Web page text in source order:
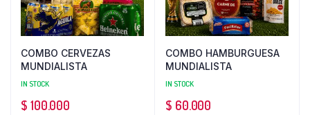
COMBO CERVEZAS
MUNDIALISTA
IN STOCK
$ 100.000
COMBO HAMBURGUESA
MUNDIALISTA
IN STOCK
$ 60.000